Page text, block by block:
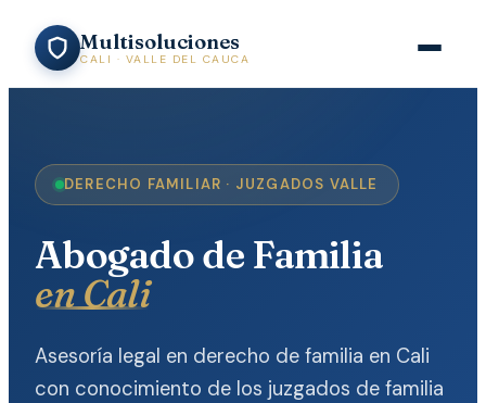
Multisoluciones
CALI · VALLE DEL CAUCA
DERECHO FAMILIAR · JUZGADOS VALLE
Abogado de Familia
en Cali
Asesoría legal en derecho de familia en Cali
con conocimiento de los juzgados de familia